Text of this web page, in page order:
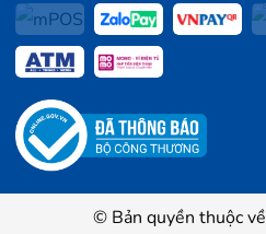
© Bản quyền thuộc về